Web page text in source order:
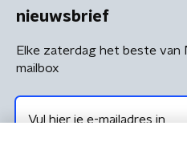
nieuwsbrief
Elke zaterdag het beste van
mailbox